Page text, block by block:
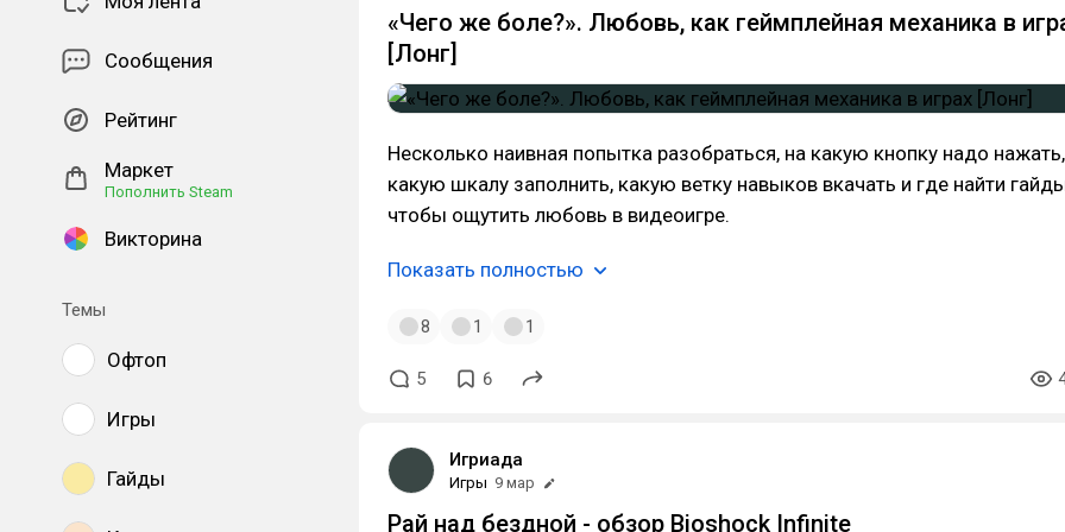
Сообщения
Рейтинг
Маркет
Пополнить Steam
Викторина
Темы
Офтоп
Игры
Гайды
«Чего же боле?». Любовь, как геймплейная механика в
[Лонг]
Несколько наивная попытка разобраться, на какую кнопку надо нажать,
какую шкалу заполнить, какую ветку навыков вкачать и где найти
чтобы ощутить любовь в видеоигре.
Показать полностью
8 1 1
5 6
Игриада
Игры 9 мар
Рай над бездной - обзор Bioshock Infinite